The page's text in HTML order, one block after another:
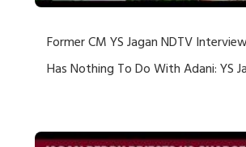
Former CM YS Jagan NDTV
Has Nothing To Do With Adani: YS